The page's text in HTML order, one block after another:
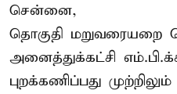
சென்னை,
தொகுதி மறுவரையறை
அனைத்துக்கட்சி
புறக்கணிப்பது